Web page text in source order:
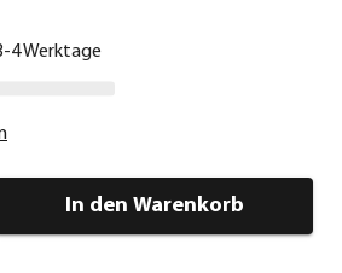
4 Werktage
In den Warenkorb